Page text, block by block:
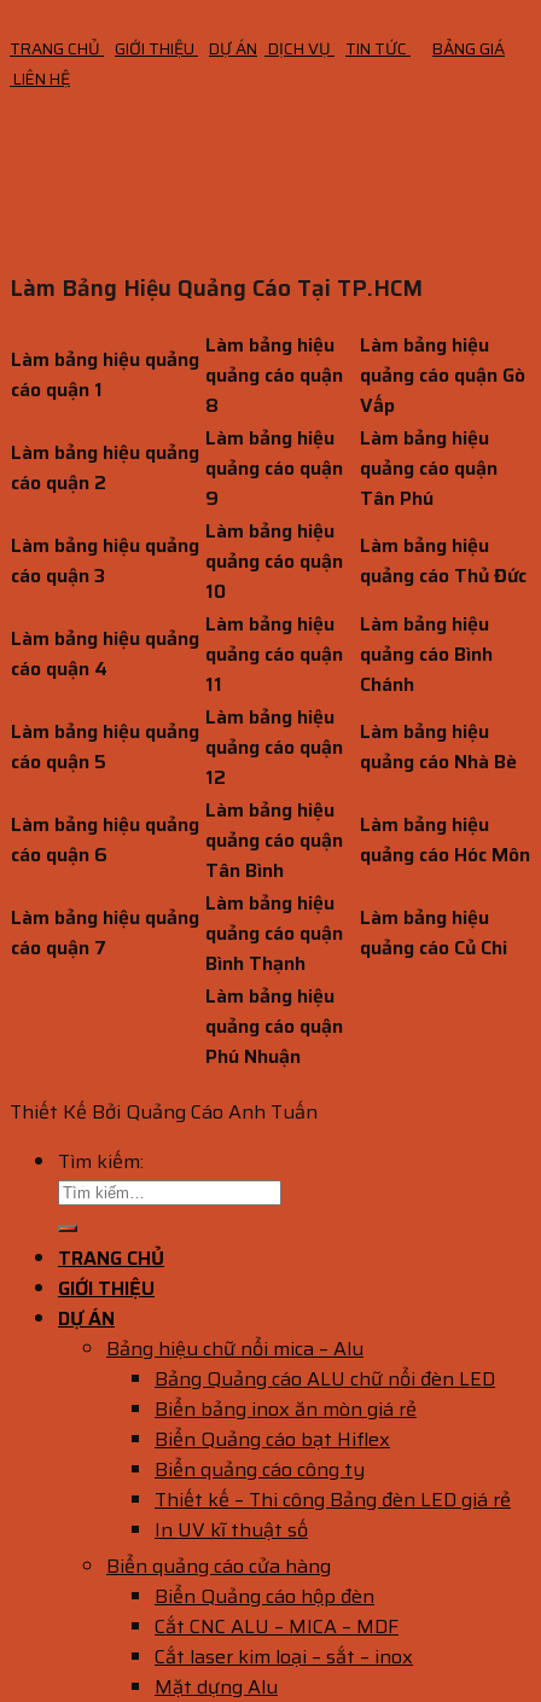
TRANG CHỦ GIỚI THIỆU DỰ ÁN DỊCH VỤ TIN TỨC
BẢNG GIÁ
LIÊN HỆ
Làm Bảng Hiệu Quảng Cáo Tại TP.HCM
Làm bảng hiệu quảng
cáo quận 1
Làm bảng hiệu
quảng cáo quận
8
Làm bảng hiệu
quảng cáo quận Gò
Vấp
Làm bảng hiệu quảng
cáo quận 2
Làm bảng hiệu
quảng cáo quận
9
Làm bảng hiệu
quảng cáo quận
Tân Phú
Làm bảng hiệu quảng
cáo quận 3
Làm bảng hiệu
quảng cáo quận
10
Làm bảng hiệu
quảng cáo Thủ Đức
Làm bảng hiệu quảng
cáo quận 4
Làm bảng hiệu
quảng cáo quận
11
Làm bảng hiệu
quảng cáo Bình
Chánh
Làm bảng hiệu quảng
cáo quận 5
Làm bảng hiệu
quảng cáo quận
12
Làm bảng hiệu
quảng cáo Nhà Bè
Làm bảng hiệu quảng
cáo quận 6
Làm bảng hiệu
quảng cáo quận
Tân Bình
Làm bảng hiệu
quảng cáo Hóc Môn
Làm bảng hiệu quảng
cáo quận 7
Làm bảng hiệu
quảng cáo quận
Bình Thạnh
Làm bảng hiệu
quảng cáo Củ Chi
Làm bảng hiệu
quảng cáo quận
Phú Nhuận
Thiết Kế Bởi Quảng Cáo Anh Tuấn
Tìm kiếm:
TRANG CHỦ
GIỚI THIỆU
DỰ ÁN
Bảng hiệu chữ nổi mica – Alu
Bảng Quảng cáo ALU chữ nổi đèn LED
Biển bảng inox ăn mòn giá rẻ
Biển Quảng cáo bạt Hiflex
Biển quảng cáo công ty
Thiết kế – Thi công Bảng đèn LED giá rẻ
In UV kĩ thuật số
Biển quảng cáo cửa hàng
Biển Quảng cáo hộp đèn
Cắt CNC ALU – MICA – MDF
Cắt laser kim loại – sắt – inox
Mặt dựng Alu